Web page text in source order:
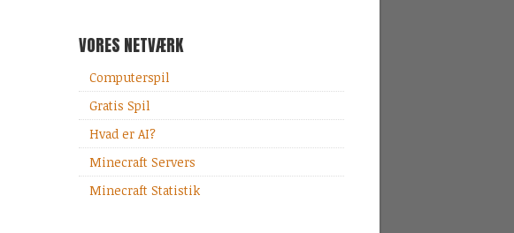
VORES NETVÆRK
Computerspil
Gratis Spil
Hvad er AI?
Minecraft Servers
Minecraft Statistik